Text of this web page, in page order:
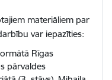
materiāliem par
var iepazīties:
Rīgas
pārvaldes